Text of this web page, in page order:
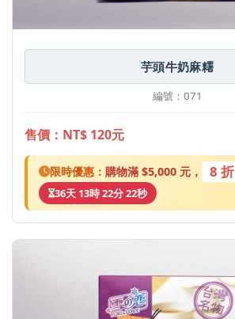
芋頭牛奶麻糬
編號：071
售價：NT$ 120元
限時優惠： 購物滿 $5,000 元， 8 折
36天 13時 22分 22秒